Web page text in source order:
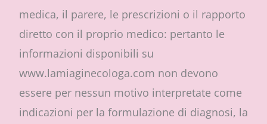
medica, il parere, le prescrizioni o il rapporto
diretto con il proprio medico: pertanto le
informazioni disponibili su
www.lamiaginecologa.com non devono
essere per nessun motivo interpretate come
indicazioni per la formulazione di diagnosi, la